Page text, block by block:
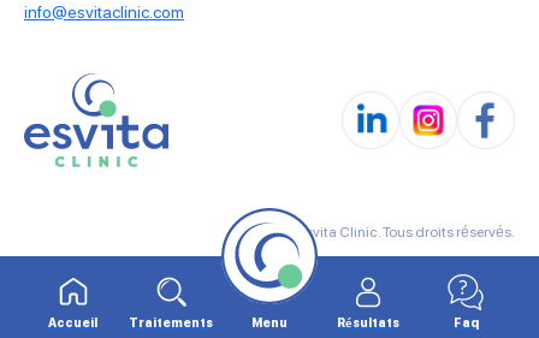
Accueil Traitements Menu Résultats Faq
info@esvitaclinic.com
© 2025 Esvita Clinic. Tous droits réservés.
Politique de confidentialité